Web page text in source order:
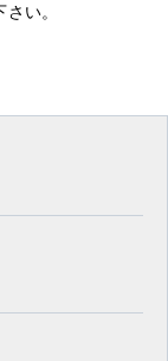
い。